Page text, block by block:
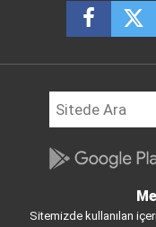
Sitemizde kullanılan